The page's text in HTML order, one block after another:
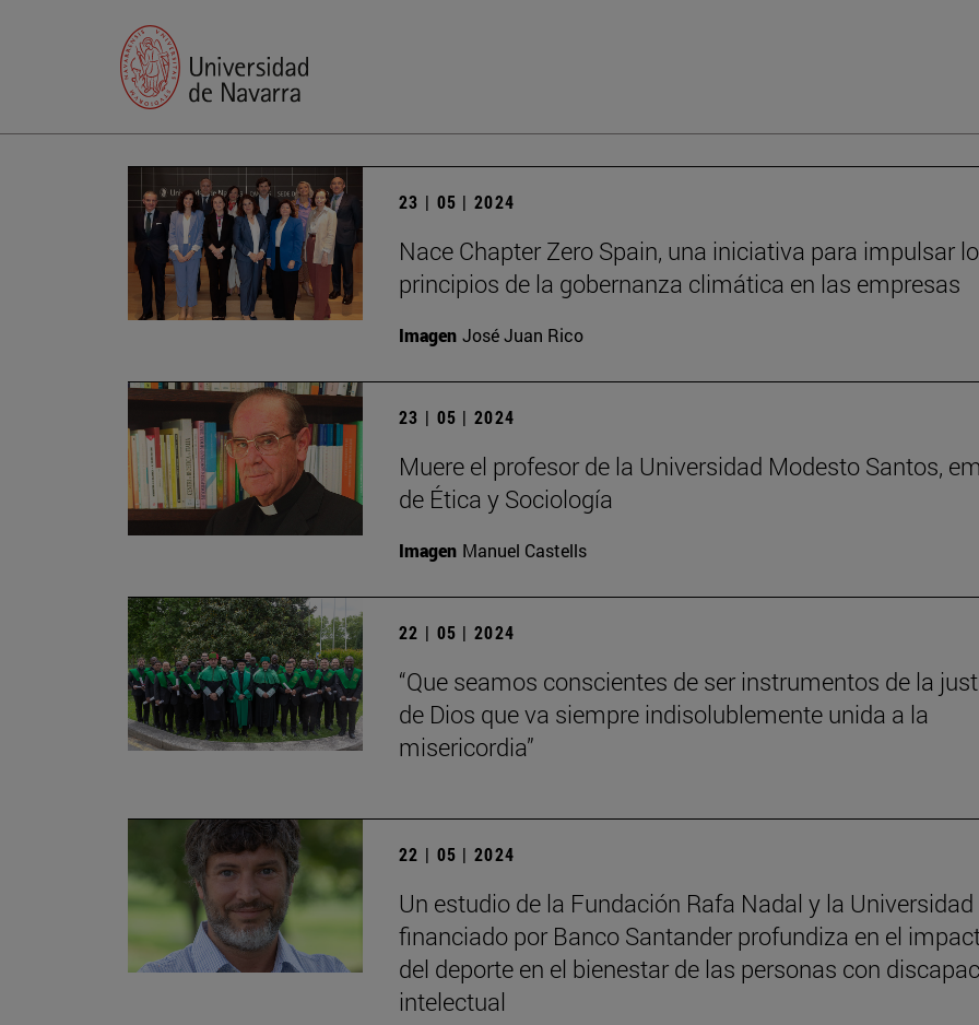
23 | 05 | 2024
Nace Chapter Zero Spain, una iniciativa para impulsar
principios de la gobernanza climática en las empresas
Imagen José Juan Rico
23 | 05 | 2024
Muere el profesor de la Universidad Modesto Santos,
de Ética y Sociología
Imagen Manuel Castells
22 | 05 | 2024
“Que seamos conscientes de ser instrumentos de la
de Dios que va siempre indisolublemente unida a la
misericordia”
22 | 05 | 2024
Un estudio de la Fundación Rafa Nadal y la Universidad
financiado por Banco Santander profundiza en el
del deporte en el bienestar de las personas con
intelectual